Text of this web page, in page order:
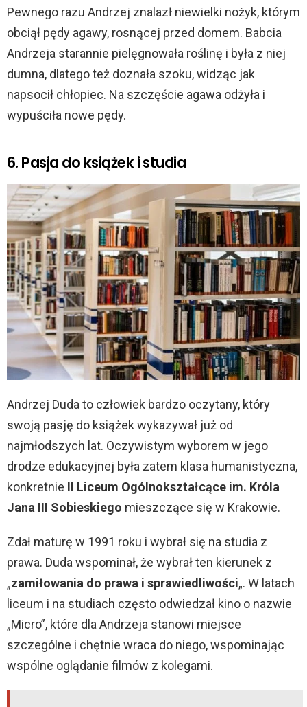
Pewnego razu Andrzej znalazł niewielki nożyk, którym
obciął pędy agawy, rosnącej przed domem. Babcia
Andrzeja starannie pielęgnowała roślinę i była z niej
dumna, dlatego też doznała szoku, widząc jak
napsocił chłopiec. Na szczęście agawa odżyła i
wypuściła nowe pędy.
6. Pasja do książek i studia
Andrzej Duda to człowiek bardzo oczytany, który
swoją pasję do książek wykazywał już od
najmłodszych lat. Oczywistym wyborem w jego
drodze edukacyjnej była zatem klasa humanistyczna,
konkretnie II Liceum Ogólnokształcące im. Króla
Jana III Sobieskiego mieszczące się w Krakowie.
Zdał maturę w 1991 roku i wybrał się na studia z
prawa. Duda wspominał, że wybrał ten kierunek z
„zamiłowania do prawa i sprawiedliwości„. W latach
liceum i na studiach często odwiedzał kino o nazwie
„Micro”, które dla Andrzeja stanowi miejsce
szczególne i chętnie wraca do niego, wspominając
wspólne oglądanie filmów z kolegami.